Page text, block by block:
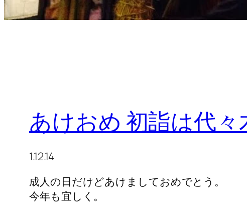
あけおめ 初詣は代
1.12.14
成人の日だけどあけましておめでとう。
今年も宜しく。